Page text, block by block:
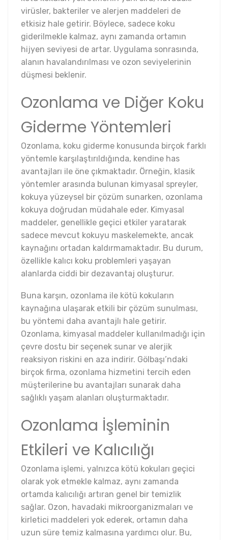
virüsler, bakteriler ve alerjen maddeleri de
etkisiz hale getirir. Böylece, sadece koku
giderilmekle kalmaz, aynı zamanda ortamın
hijyen seviyesi de artar. Uygulama sonrasında,
alanın havalandırılması ve ozon seviyelerinin
düşmesi beklenir.
Ozonlama ve Diğer Koku
Giderme Yöntemleri
Ozonlama, koku giderme konusunda birçok farklı
yöntemle karşılaştırıldığında, kendine has
avantajları ile öne çıkmaktadır. Örneğin, klasik
yöntemler arasında bulunan kimyasal spreyler,
kokuya yüzeysel bir çözüm sunarken, ozonlama
kokuya doğrudan müdahale eder. Kimyasal
maddeler, genellikle geçici etkiler yaratarak
sadece mevcut kokuyu maskelemekte, ancak
kaynağını ortadan kaldırmamaktadır. Bu durum,
özellikle kalıcı koku problemleri yaşayan
alanlarda ciddi bir dezavantaj oluşturur.
Buna karşın, ozonlama ile kötü kokuların
kaynağına ulaşarak etkili bir çözüm sunulması,
bu yöntemi daha avantajlı hale getirir.
Ozonlama, kimyasal maddeler kullanılmadığı için
çevre dostu bir seçenek sunar ve alerjik
reaksiyon riskini en aza indirir. Gölbaşı’ndaki
birçok firma, ozonlama hizmetini tercih eden
müşterilerine bu avantajları sunarak daha
sağlıklı yaşam alanları oluşturmaktadır.
Ozonlama İşleminin
Etkileri ve Kalıcılığı
Ozonlama işlemi, yalnızca kötü kokuları geçici
olarak yok etmekle kalmaz, aynı zamanda
ortamda kalıcılığı artıran genel bir temizlik
sağlar. Ozon, havadaki mikroorganizmaları ve
kirletici maddeleri yok ederek, ortamın daha
uzun süre temiz kalmasına yardımcı olur. Bu,